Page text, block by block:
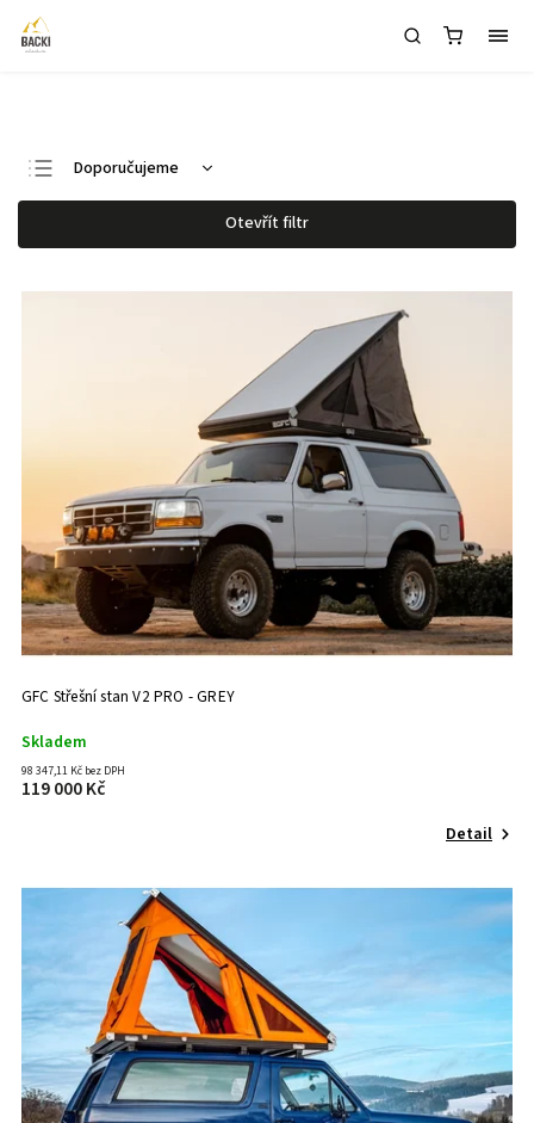
Doporučujeme
Nejlevnější
Nejdražší
Otevřít filtr
GFC Střešní stan V2 PRO - GREY
Skladem
98 347,11 Kč bez DPH
119 000 Kč
Detail